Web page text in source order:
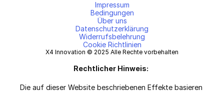
Impressum
Bedingungen
Über uns
Datenschutzerklärung
Widerrufsbelehrung
Cookie Richtlinien
X4 Innovation © 2025 Alle Rechte vorbehalten
Rechtlicher Hinweis:
Die auf dieser Website beschriebenen Effekte basieren